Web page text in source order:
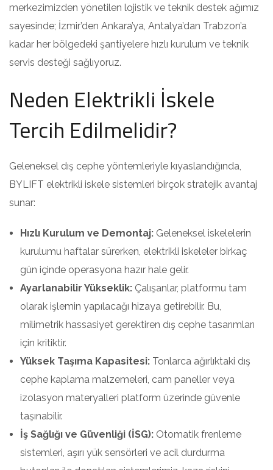
merkezimizden yönetilen lojistik ve teknik destek ağımız
sayesinde; İzmir’den Ankara’ya, Antalya’dan Trabzon’a
kadar her bölgedeki şantiyelere hızlı kurulum ve teknik
servis desteği sağlıyoruz.
Neden Elektrikli İskele
Tercih Edilmelidir?
Geleneksel dış cephe yöntemleriyle kıyaslandığında,
BYLIFT elektrikli iskele sistemleri birçok stratejik avantaj
sunar:
Hızlı Kurulum ve Demontaj: Geleneksel iskelelerin
kurulumu haftalar sürerken, elektrikli iskeleler birkaç
gün içinde operasyona hazır hale gelir.
Ayarlanabilir Yükseklik: Çalışanlar, platformu tam
olarak işlemin yapılacağı hizaya getirebilir. Bu,
milimetrik hassasiyet gerektiren dış cephe tasarımları
için kritiktir.
Yüksek Taşıma Kapasitesi: Tonlarca ağırlıktaki dış
cephe kaplama malzemeleri, cam paneller veya
izolasyon materyalleri platform üzerinde güvenle
taşınabilir.
İş Sağlığı ve Güvenliği (İSG): Otomatik frenleme
sistemleri, aşırı yük sensörleri ve acil durdurma